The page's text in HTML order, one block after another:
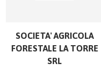
SOCIETA' AGRICOLA
FORESTALE LA TORRE
SRL